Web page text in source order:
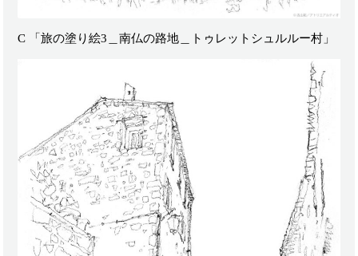
C 「旅の塗り絵3＿南仏の路地＿トゥレットシュルルー村」